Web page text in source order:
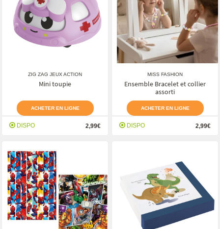
ZIG ZAG JEUX ACTION
Mini toupie
ACHETER EN LIGNE
DISPO 2,99€
MISS FASHION
Ensemble Bracelet et collier
assorti
ACHETER EN LIGNE
DISPO 2,99€